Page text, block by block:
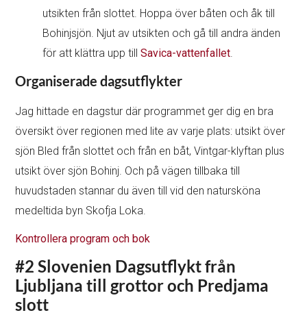
utsikten från slottet. Hoppa över båten och åk till
Bohinjsjön. Njut av utsikten och gå till andra änden
för att klättra upp tillSavica-vattenfallet.
Organiserade dagsutflykter
Jag hittade en dagstur där programmet ger dig en bra
översikt över regionen med lite av varje plats: utsikt över
sjön Bled från slottet och från en båt, Vintgar-klyftan plus
utsikt över sjön Bohinj. Och på vägen tillbaka till
huvudstaden stannar du även till vid den natursköna
medeltida byn Skofja Loka.
Kontrollera program och bok
#2 Slovenien Dagsutflykt från
Ljubljana till grottor och Predjama
slott